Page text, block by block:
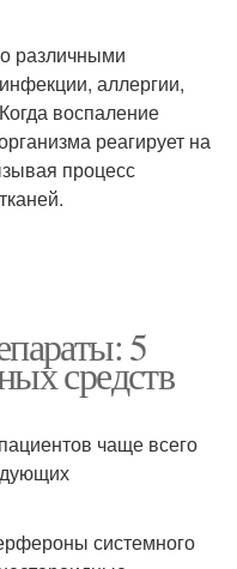
различными
аллергии,
воспаление
реагирует на
процесс
5
средств
чаще всего
системного